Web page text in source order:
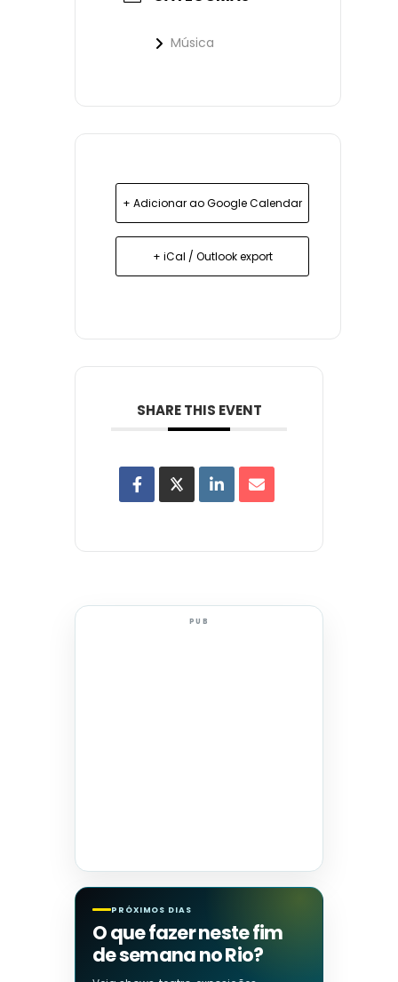
Música
+ Adicionar ao Google Calendar
+ iCal / Outlook export
SHARE THIS EVENT
PUB
PRÓXIMOS DIAS
O que fazer neste fim
de semana no Rio?